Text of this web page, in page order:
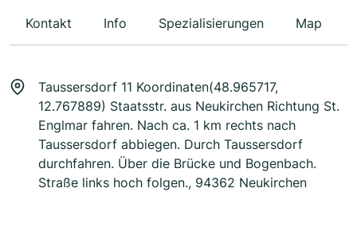
Kontakt Info Spezialisierungen Map
Taussersdorf 11 Koordinaten(48.965717,
12.767889) Staatsstr. aus Neukirchen Richtung St.
Englmar fahren. Nach ca. 1 km rechts nach
Taussersdorf abbiegen. Durch Taussersdorf
durchfahren. Über die Brücke und Bogenbach.
Straße links hoch folgen., 94362 Neukirchen